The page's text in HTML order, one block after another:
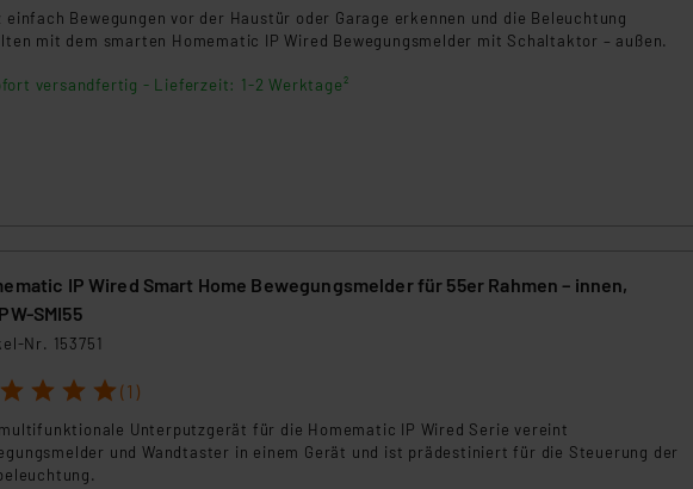
EU-Standards eingestuft wird. So besteht etwa das Risiko, dass US-Behörden
verarbeiten, ohne dass hiergegen Klagemöglichkeiten für
einer eigenen Beurteilung der mit der Datenübermittlung, insbesondere der Art
einfach Bewegungen vor der Haustür oder Garage erkennen und die Beleuchtung
mit dem smarten Homematic IP Wired Bewegungsmelder mit Schaltaktor – außen.
versandfertig - Lieferzeit: 1-2 Werktage²
IP Wired Smart Home Bewegungsmelder für 55er Rahmen – innen,
SMI55
Nr. 153751
2 3 4 5 (1)
Unterputzgerät für die Homematic IP Wired Serie vereint
und Wandtaster in einem Gerät und ist prädestiniert für die Steuerung der